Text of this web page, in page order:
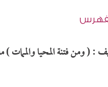
: ( ومن فتنة المحيا والممات )